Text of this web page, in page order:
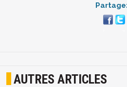
AUTRES ARTICLES